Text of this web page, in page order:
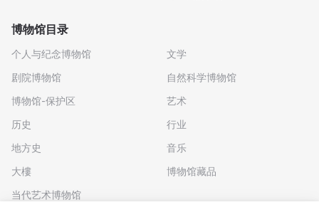
博物馆目录
个人与纪念博物馆
剧院博物馆
博物馆-保护区
历史
地方史
大樓
当代艺术博物馆
文学
自然科学博物馆
艺术
行业
音乐
博物馆藏品